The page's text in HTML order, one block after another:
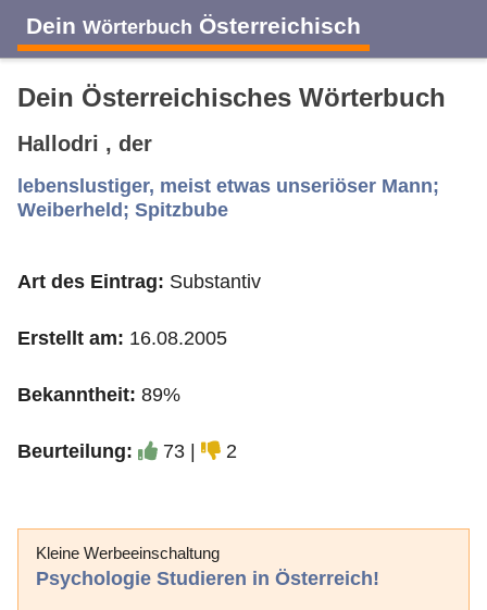
Dein Wörterbuch Österreichisch
A B C D E F G H
S T U V
Dein Österreichisches Wörterbuch
Hallodri , der
lebenslustiger, meist etwas unseriöser Mann;
Weiberheld; Spitzbube
Art des Eintrag: Substantiv
Erstellt am: 16.08.2005
Bekanntheit: 89%
Beurteilung: 73 | 2
Kleine Werbeeinschaltung
Psychologie Studieren in Österreich!